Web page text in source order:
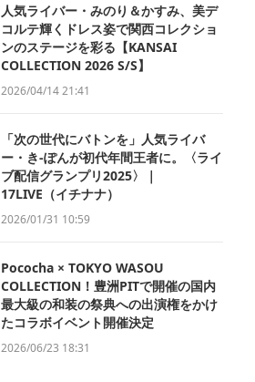
人気ライバー・みのり＆かすみ、美デ
コルテ輝くドレス姿で関西コレクショ
ンのステージを彩る【KANSAI
COLLECTION 2026 S/S】
2026/04/14 21:41
「次の世代にバトンを」人気ライバ
ー・き-ぽんが初代年間王者に。〈ライ
ブ配信グランプリ2025〉｜
17LIVE（イチナナ）
2026/01/31 10:59
Pococha × TOKYO WASOU
COLLECTION！豊洲PITで開催の国内
最大級の和装の祭典への出演権をかけ
たコラボイベント開催決定
2026/06/23 18:31